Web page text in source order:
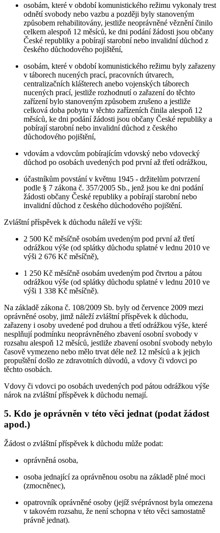
osobám, které v období komunistického režimu vykonaly trest
odnětí svobody nebo vazbu a později byly stanoveným
způsobem rehabilitovány, jestliže neoprávněné věznění činilo
celkem alespoň 12 měsíců, ke dni podání žádosti jsou občany
České republiky a pobírají starobní nebo invalidní důchod z
českého důchodového pojištění,
osobám, které v období komunistického režimu byly zařazeny
v táborech nucených prací, pracovních útvarech,
centralizačních klášterech anebo vojenských táborech
nucených prací, jestliže rozhodnutí o zařazení do těchto
zařízení bylo stanoveným způsobem zrušeno a jestliže
celková doba pobytu v těchto zařízeních činila alespoň 12
měsíců, ke dni podání žádosti jsou občany České republiky a
pobírají starobní nebo invalidní důchod z českého
důchodového pojištění,
vdovám a vdovcům pobírajícím vdovský nebo vdovecký
důchod po osobách uvedených pod první až třetí odrážkou,
účastníkům povstání v květnu 1945 - držitelům potvrzení
podle § 7 zákona č. 357/2005 Sb., jenž jsou ke dni podání
žádosti občany České republiky a pobírají starobní nebo
invalidní důchod z českého důchodového pojištění.
Zvláštní příspěvek k důchodu náleží ve výši:
2 500 Kč měsíčně osobám uvedeným pod první až třetí
odrážkou výše (od splátky důchodu splatné v lednu 2010 ve
výši 2 676 Kč měsíčně),
1 250 Kč měsíčně osobám uvedeným pod čtvrtou a pátou
odrážkou výše (od splátky důchodu splatné v lednu 2010 ve
výši 1 338 Kč měsíčně).
Na základě zákona č. 108/2009 Sb. byly od července 2009 mezi
oprávněné osoby, jimž náleží zvláštní příspěvek k důchodu,
zařazeny i osoby uvedené pod druhou a třetí odrážkou výše, které
nesplňují podmínku neoprávněného zbavení osobní svobody v
rozsahu alespoň 12 měsíců, jestliže zbavení osobní svobody nebylo
časově vymezeno nebo mělo trvat déle než 12 měsíců a k jejich
propuštění došlo ze zdravotních důvodů, a vdovy či vdovci po
těchto osobách.
Vdovy či vdovci po osobách uvedených pod pátou odrážkou výše
nárok na zvláštní příspěvek k důchodu nemají.
5. Kdo je oprávněn v této věci jednat (podat žádost
apod.)
Žádost o zvláštní příspěvek k důchodu může podat:
oprávněná osoba,
osoba jednající za oprávněnou osobu na základě plné moci
(zmocněnec),
opatrovník oprávněné osoby (jejíž svéprávnost byla omezena
v takovém rozsahu, že není schopna v této věci samostatně
právně jednat).